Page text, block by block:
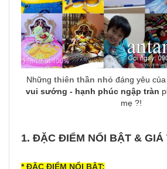
Những thiên thần nhỏ đáng yêu
vui sướng - hạnh phúc ngập tràn
mẹ ?!
1. ĐẶC ĐIỂM NỔI BẬT & GIÁ
* ĐẶC ĐIỂM NỔI BẬT: